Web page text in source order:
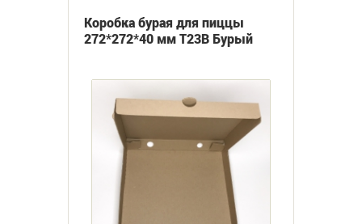
Коробка бурая для пиццы
272*272*40 мм Т23В Бурый